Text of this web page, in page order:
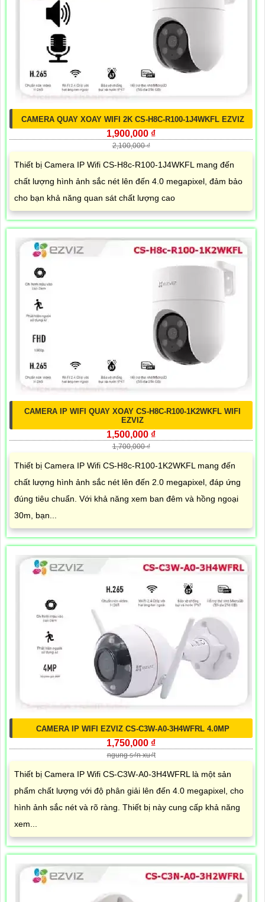
CAMERA QUAY XOAY WIFI 2K CS-H8C-R100-1J4WKFL EZVIZ
1,900,000 ₫
2,100,000 ₫
Thiết bị Camera IP Wifi CS-H8c-R100-1J4WKFL mang đến
chất lượng hình ảnh sắc nét lên đến 4.0 megapixel, đảm bảo
cho bạn khả năng quan sát chất lượng cao
CAMERA IP WIFI QUAY XOAY CS-H8C-R100-1K2WKFL WIFI
EZVIZ
1,500,000 ₫
1,700,000 ₫
Thiết bị Camera IP Wifi CS-H8c-R100-1K2WKFL mang đến
chất lượng hình ảnh sắc nét lên đến 2.0 megapixel, đáp ứng
đúng tiêu chuẩn. Với khả năng xem ban đêm và hồng ngoại
30m, bạn...
CAMERA IP WIFI EZVIZ CS-C3W-A0-3H4WFRL 4.0MP
1,750,000 ₫
ngung s₫n xu₫t
Thiết bị Camera IP Wifi CS-C3W-A0-3H4WFRL là một sản
phẩm chất lượng với độ phân giải lên đến 4.0 megapixel, cho
hình ảnh sắc nét và rõ ràng. Thiết bị này cung cấp khả năng
xem...